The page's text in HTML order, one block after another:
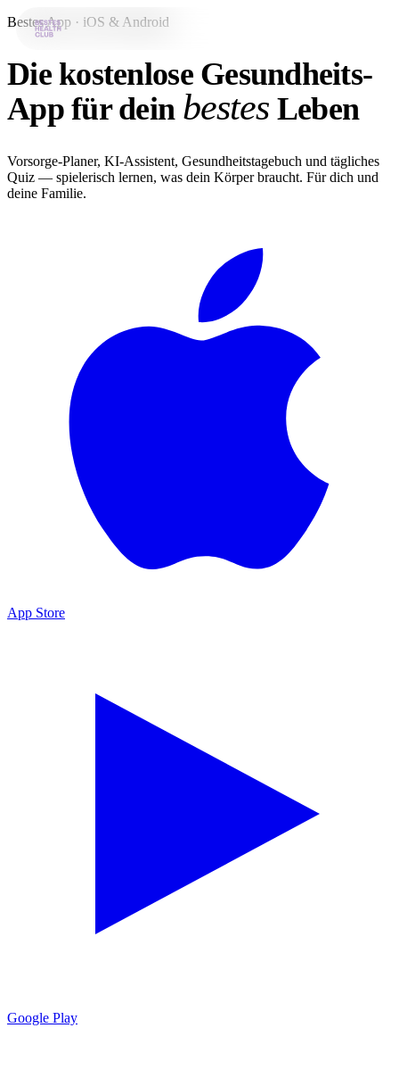
Bestes-App
Datenbank
Über uns
Bestes App · iOS & Android
Die kostenlose Gesundheits-
App für dein bestes Leben
Vorsorge-Planer, KI-Assistent, Gesundheitstagebuch und tägliches
Quiz — spielerisch lernen, was dein Körper braucht. Für dich und
deine Familie.
App Store
Google Play